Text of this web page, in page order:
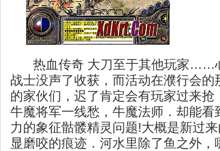
热血传奇 大刀至于其他玩家……
战士没声了收获，而活动在濮行会的
的家伙们，迟了肯定会有玩家过来抢
牛魔将军一线愁，牛魔法师．却能看
力的象征骷髅精灵问题!大概是新过
显磨咬的痕迹．河水里除了鱼之外，